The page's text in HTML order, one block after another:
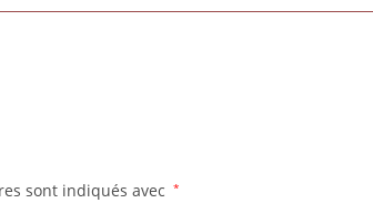
sont indiqués avec *